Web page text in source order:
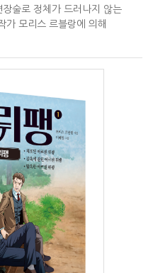
술로 정체가 드러나지 않는
가 모리스 르블랑에 의해